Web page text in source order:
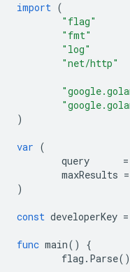
import (
"flag"
"fmt"
"log"
"net/http"
)
var (
query
=
maxResults =
)
const developerKey =
func main()
{
flag . Parse()